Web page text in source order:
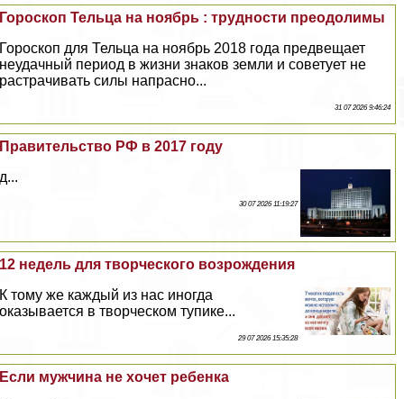
Гороскоп Тельца на ноябрь : трудности преодолимы
Гороскоп для Тельца на ноябрь 2018 года предвещает
неудачный период в жизни знаков земли и советует не
растрачивать силы напрасно...
31 07 2026 9:46:24
Правительство РФ в 2017 году
д...
30 07 2026 11:19:27
12 недель для творческого возрождения
К тому же каждый из нас иногда
оказывается в творческом тупике...
29 07 2026 15:35:28
Если мужчина не хочет ребенка